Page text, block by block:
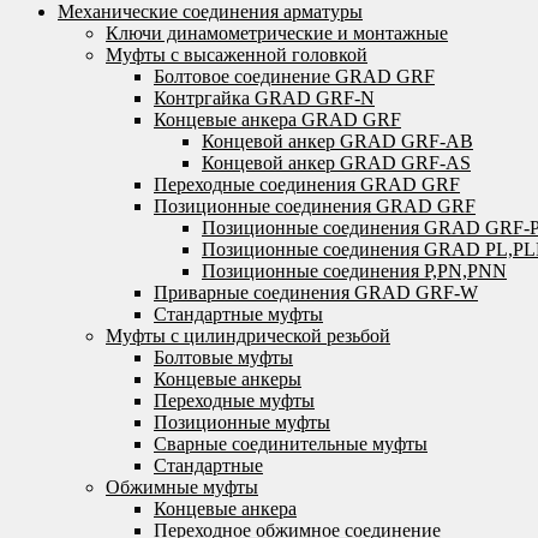
Механические соединения арматуры
Ключи динамометрические и монтажные
Муфты с высаженной головкой
Болтовое соединение GRAD GRF
Контргайка GRAD GRF-N
Концевые анкера GRAD GRF
Концевой анкер GRAD GRF-AB
Концевой анкер GRAD GRF-AS
Переходные соединения GRAD GRF
Позиционные соединения GRAD GRF
Позиционные соединения GRAD GRF-
Позиционные соединения GRAD
Позиционные соединения P,PN,PNN
Приварные соединения GRAD GRF-W
Стандартные муфты
Муфты с цилиндрической резьбой
Болтовые муфты
Концевые анкеры
Переходные муфты
Позиционные муфты
Сварные соединительные муфты
Стандартные
Обжимные муфты
Концевые анкера
Переходное обжимное соединение